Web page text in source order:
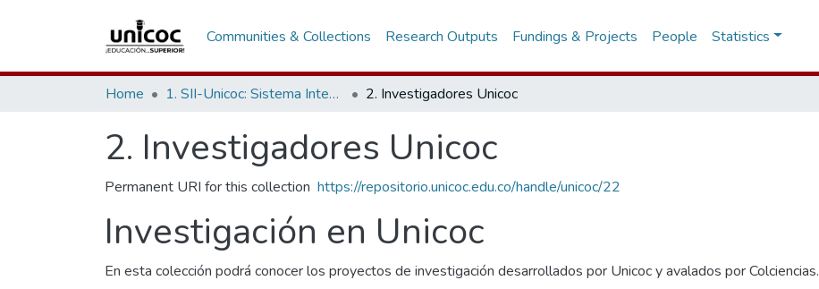
Communities & Collections Research Outputs Fundings & Projects People Statistics
Home 1. SII-Unicoc: Sistema Integrado de Investigación 2. Investigadores Unicoc
2. Investigadores Unicoc
Permanent URI for this collection https://repositorio.unicoc.edu.co/handle/unicoc/22
Investigación en Unicoc
En esta colección podrá conocer los proyectos de investigación desarrollados por Unicoc y avalados por Colciencias.